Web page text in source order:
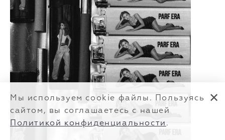
Мы используем cookie файлы. Пользуясь
сайтом, вы соглашаетесь с нашей
Политикой конфиденциальности .
✕